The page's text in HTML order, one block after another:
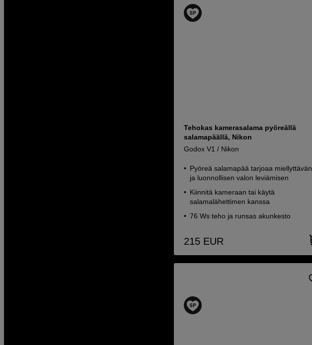
Tehokas kamerasalama pyöreällä
salamapäällä, Nikon
Godox V1 / Nikon
Pyöreä salamapää tarjoaa miellyttävän
ja luonnollisen valon leviämisen
Kiinnitä kameraan tai käytä
salamalähettimen kanssa
76 Ws teho ja runsas akunkesto
215 EUR